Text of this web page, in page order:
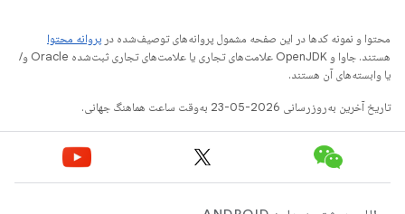
محتوا و نمونه کدها در این صفحه مشمول پروانه‌های توصیف‌شده در پروانه محتوا
هستند. جاوا و OpenJDK علامت‌های تجاری یا علامت‌های تجاری ثبت‌شده Oracle و/
یا وابسته‌های آن هستند.
تاریخ آخرین به‌روزرسانی 2026-05-23 به‌وقت ساعت هماهنگ جهانی.